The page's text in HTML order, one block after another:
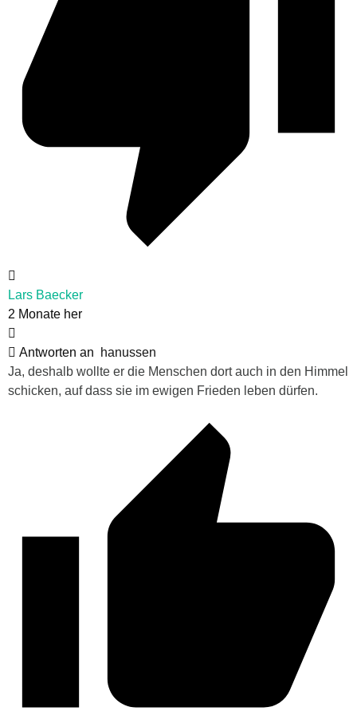
Lars Baecker
2 Monate her
Antworten an
hanussen
Ja, deshalb wollte er die Menschen dort auch in den Himmel
schicken, auf dass sie im ewigen Frieden leben dürfen.